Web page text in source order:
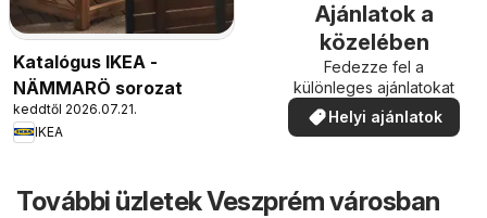
Katalógus IKEA -
NÄMMARÖ sorozat
keddtől 2026.07.21.
IKEA
Ajánlatok a
közelében
Fedezze fel a
különleges ajánlatokat
Helyi ajánlatok
További üzletek Veszprém városban